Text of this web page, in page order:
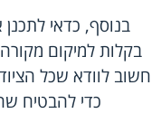
בנוסף, כדאי
בקלות למיקום
חשוב לוודא שכל
כדי להבטיח